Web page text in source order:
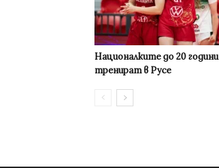
Националките до 20 години
тренират в Русе